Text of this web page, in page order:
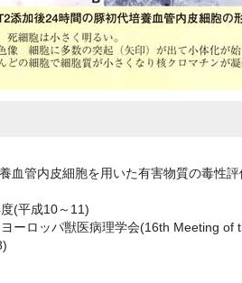
血管内皮細胞を用いた有害物質の毒性
(平成10～11)
ーロッパ獣医病理学会(16th Meeting of